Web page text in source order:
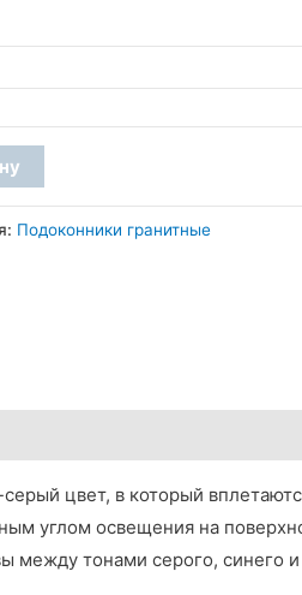
260 грн
Подоконники гранитные
цвет, в который
углом освещения на
между тонами серого, синего